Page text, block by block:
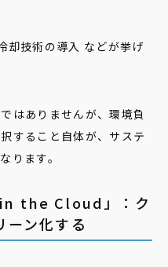
却技術の導入 などが挙げ
はありませんが、環境負
すること自体が、サステ
ります。
the Cloud」：ク
ーン化する